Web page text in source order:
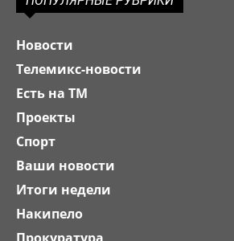
Новости
Телемикс-новости
Есть на ТМ
Проекты
Спорт
Ваши новости
Итоги недели
Накипело